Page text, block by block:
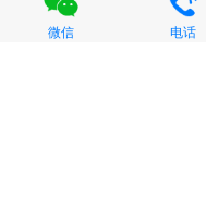
微信 电话